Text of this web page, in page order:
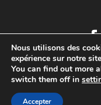
Site créé par
Professionnel, N°SIRET
Nous utilisons des
expérience sur notre
You can find out more
switch them off in
Accepter